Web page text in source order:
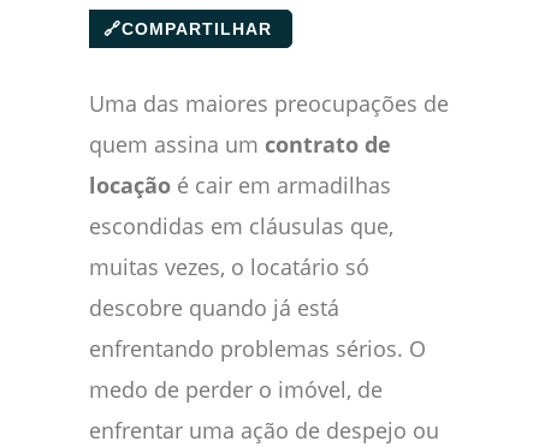
🔗COMPARTILHAR
Uma das maiores preocupações de
quem assina um contrato de
locação é cair em armadilhas
escondidas em cláusulas que,
muitas vezes, o locatário só
descobre quando já está
enfrentando problemas sérios. O
medo de perder o imóvel, de
enfrentar uma ação de despejo ou